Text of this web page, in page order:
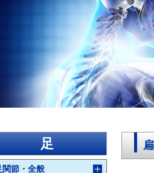
足
関節・全般